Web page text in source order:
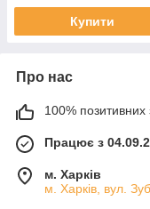
Купити
Про нас
100% позитивних
Працює з
м. Харків
м. Харків, вул.